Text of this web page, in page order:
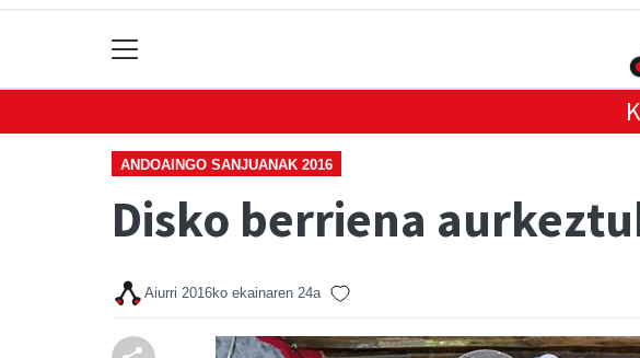
ANDOAINGO SANJUANAK 2016
Disko berriena
Aiurri 2016ko ekainaren 24a